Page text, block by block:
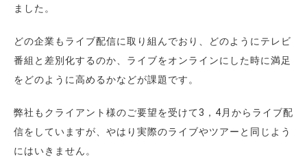
ました。
どの企業もライブ配信に取り組んでおり、どのようにテレビ
番組と差別化するのか、ライブをオンラインにした時に満足
をどのように高めるかなどが課題です。
弊社もクライアント様のご要望を受けて3，4月からライブ配
信をしていますが、やはり実際のライブやツアーと同じよう
にはいきません。